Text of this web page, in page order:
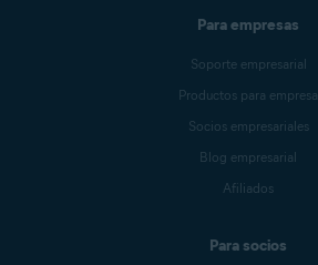
Para empresas
Soporte empresarial
Productos para empresa
Socios empresariales
Blog empresarial
Afiliados
Para socios